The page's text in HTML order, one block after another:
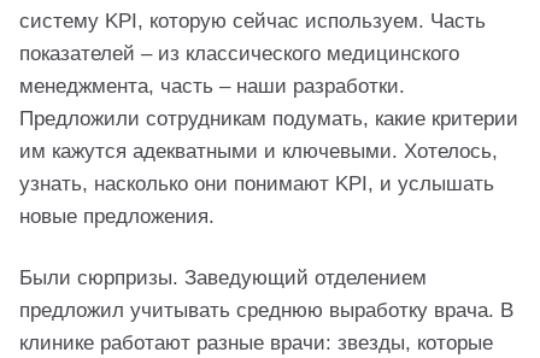
систему KPI, которую сейчас используем. Часть
показателей – из классического медицинского
менеджмента, часть – наши разработки.
Предложили сотрудникам подумать, какие критерии
им кажутся адекватными и ключевыми. Хотелось,
узнать, насколько они понимают KPI, и услышать
новые предложения.
Были сюрпризы. Заведующий отделением
предложил учитывать среднюю выработку врача. В
клинике работают разные врачи: звезды, которые